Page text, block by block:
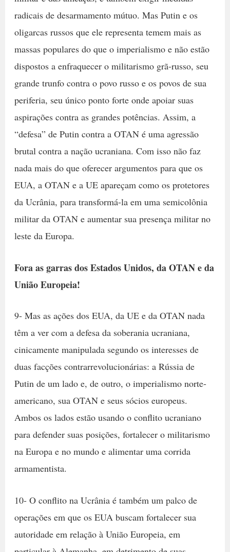
radicais de desarmamento mútuo. Mas Putin e os
oligarcas russos que ele representa temem mais as
massas populares do que o imperialismo e não estão
dispostos a enfraquecer o militarismo grã-russo, seu
grande trunfo contra o povo russo e os povos de sua
periferia, seu único ponto forte onde apoiar suas
aspirações contra as grandes potências. Assim, a
“defesa” de Putin contra a OTAN é uma agressão
brutal contra a nação ucraniana. Com isso não faz
nada mais do que oferecer argumentos para que os
EUA, a OTAN e a UE apareçam como os protetores
da Ucrânia, para transformá-la em uma semicolônia
militar da OTAN e aumentar sua presença militar no
leste da Europa.
Fora as garras dos Estados Unidos, da OTAN e da
União Europeia!
9- Mas as ações dos EUA, da UE e da OTAN nada
têm a ver com a defesa da soberania ucraniana,
cinicamente manipulada segundo os interesses de
duas facções contrarrevolucionárias: a Rússia de
Putin de um lado e, de outro, o imperialismo norte-
americano, sua OTAN e seus sócios europeus.
Ambos os lados estão usando o conflito ucraniano
para defender suas posições, fortalecer o militarismo
na Europa e no mundo e alimentar uma corrida
armamentista.
10- O conflito na Ucrânia é também um palco de
operações em que os EUA buscam fortalecer sua
autoridade em relação à União Europeia, em